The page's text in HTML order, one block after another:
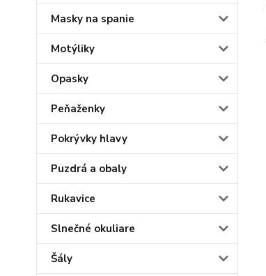
Masky na spanie
Motýliky
Opasky
Peňaženky
Pokrývky hlavy
Puzdrá a obaly
Rukavice
Slnečné okuliare
Šály